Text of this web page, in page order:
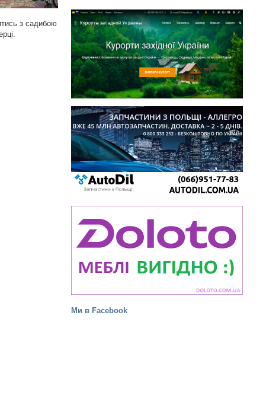
Ми в Facebook
з садибою